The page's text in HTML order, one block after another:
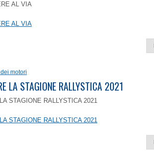
AL VIA
AL VIA
motori
LA STAGIONE RALLYSTICA 2021
STAGIONE RALLYSTICA 2021
STAGIONE RALLYSTICA 2021